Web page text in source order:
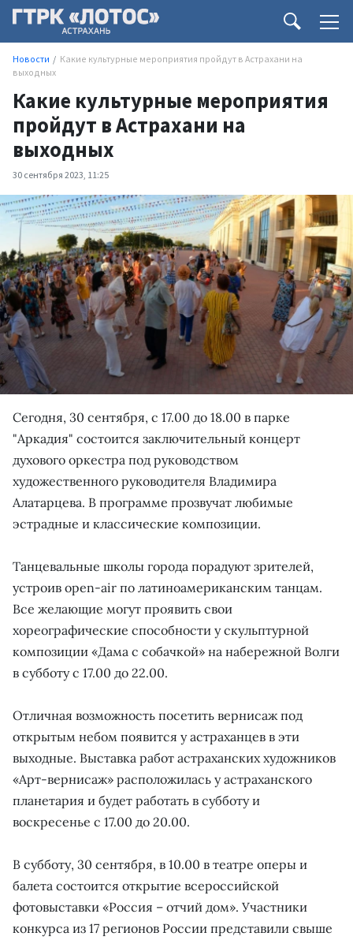
Новости
Какие культурные мероприятия пройдут в Астрахани на
выходных
Какие культурные мероприятия
пройдут в Астрахани на
выходных
30 сентября 2023, 11:25
Сегодня, 30 сентября, с 17.00 до 18.00 в парке
"Аркадия" состоится заключительный концерт
духового оркестра под руководством
художественного руководителя Владимира
Алатарцева. В программе прозвучат любимые
эстрадные и классические композиции.
Танцевальные школы города порадуют зрителей,
устроив оpen-air по латиноамериканским танцам.
Все желающие могут проявить свои
хореографические способности у скульптурной
композиции «Дама с собачкой» на набережной Волги
в субботу с 17.00 до 22.00.
Отличная возможность посетить вернисаж под
открытым небом появится у астраханцев в эти
выходные. Выставка работ астраханских художников
«Арт-вернисаж» расположилась у астраханского
планетария и будет работать в субботу и
воскресенье с 17.00 до 20.00.
В субботу, 30 сентября, в 10.00 в театре оперы и
балета состоится открытие всероссийской
фотовыставки «Россия – отчий дом». Участники
конкурса из 17 регионов России представили свыше